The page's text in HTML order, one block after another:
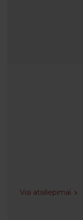
Visi atsiliepimai